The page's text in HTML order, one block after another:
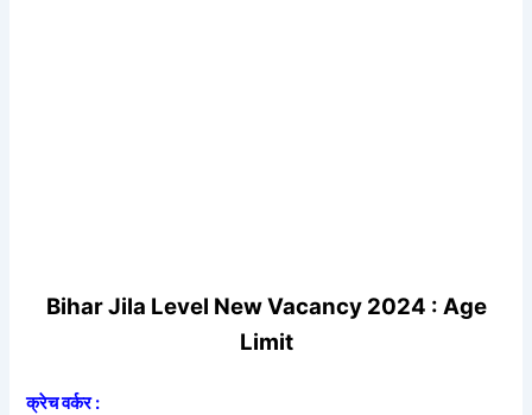
Bihar Jila Level New Vacancy 2024 : Age
Limit
क्रेच वर्कर :